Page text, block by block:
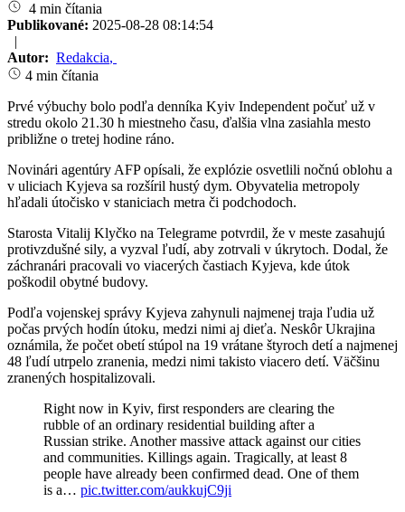
4 min čítania
Publikované: 2025-08-28 08:14:54
|
Autor: Redakcia,
4 min čítania
Prvé výbuchy bolo podľa denníka Kyiv Independent počuť už v
stredu okolo 21.30 h miestneho času, ďalšia vlna zasiahla mesto
približne o tretej hodine ráno.
Novinári agentúry AFP opísali, že explózie osvetlili nočnú oblohu a
v uliciach Kyjeva sa rozšíril hustý dym. Obyvatelia metropoly
hľadali útočisko v staniciach metra či podchodoch.
Starosta Vitalij Klyčko na Telegrame potvrdil, že v meste zasahujú
protivzdušné sily, a vyzval ľudí, aby zotrvali v úkrytoch. Dodal, že
záchranári pracovali vo viacerých častiach Kyjeva, kde útok
poškodil obytné budovy.
Podľa vojenskej správy Kyjeva zahynuli najmenej traja ľudia už
počas prvých hodín útoku, medzi nimi aj dieťa. Neskôr Ukrajina
oznámila, že počet obetí stúpol na 19 vrátane štyroch detí a najmenej
48 ľudí utrpelo zranenia, medzi nimi takisto viacero detí. Väčšinu
zranených hospitalizovali.
Right now in Kyiv, first responders are clearing the
rubble of an ordinary residential building after a
Russian strike. Another massive attack against our cities
and communities. Killings again. Tragically, at least 8
people have already been confirmed dead. One of them
is a… pic.twitter.com/aukkujC9ji